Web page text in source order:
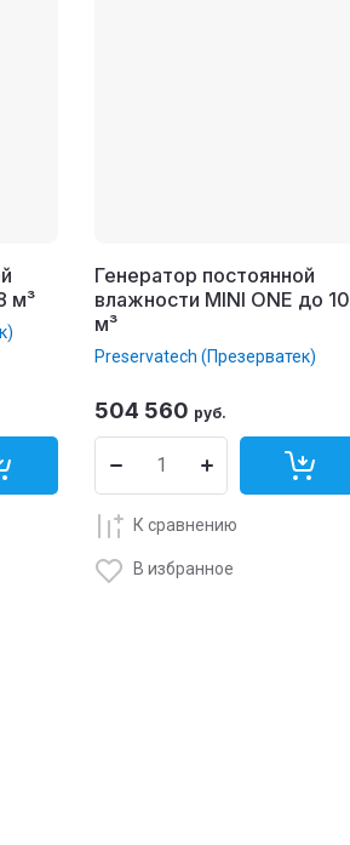
м³
Генератор постоянной
влажности MINI ONE до 10
м³
Preservatech (Презерватек)
504 560 руб.
К сравнению
В избранное